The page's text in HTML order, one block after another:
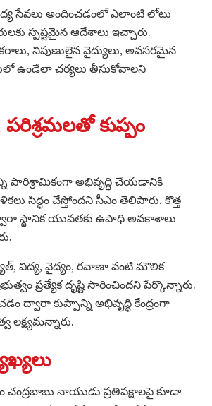
సేవలు అందించడంలో ఎలాంటి లోటు
స్పష్టమైన ఆదేశాలు ఇచ్చారు.
నిపుణులైన వైద్యులు, అవసరమైన
ఉండేలా చర్యలు తీసుకోవాలని
పరిశ్రమలతో కుప్పం
పారిశ్రామికంగా అభివృద్ధి చేయడానికి
సిద్ధం చేస్తోందని సీఎం తెలిపారు. కొత్త
స్థానిక యువతకు ఉపాధి అవకాశాలు
విద్య, వైద్యం, రవాణా వంటి మౌలిక
ప్రత్యేక దృష్టి సారించిందని పేర్కొన్నారు.
ద్వారా కుప్పాన్ని అభివృద్ధి కేంద్రంగా
లక్ష్యమన్నారు.
నాయుడు ప్రతిపక్షాలపై కూడా